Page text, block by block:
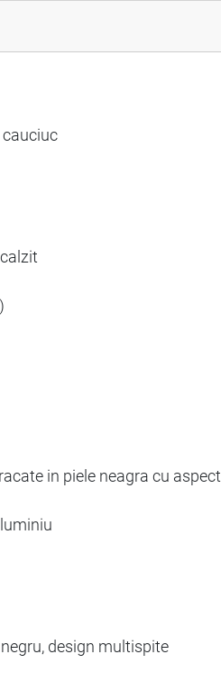
in piele neagra cu aspect
design multispite